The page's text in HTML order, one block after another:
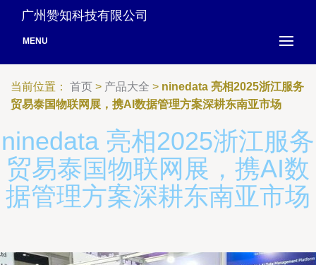
广州赞知科技有限公司
MENU
当前位置： 首页 > 产品大全 > ninedata 亮相2025浙江服务
贸易泰国物联网展，携AI数据管理方案深耕东南亚市场
ninedata 亮相2025浙江服务
贸易泰国物联网展，携AI数
据管理方案深耕东南亚市场